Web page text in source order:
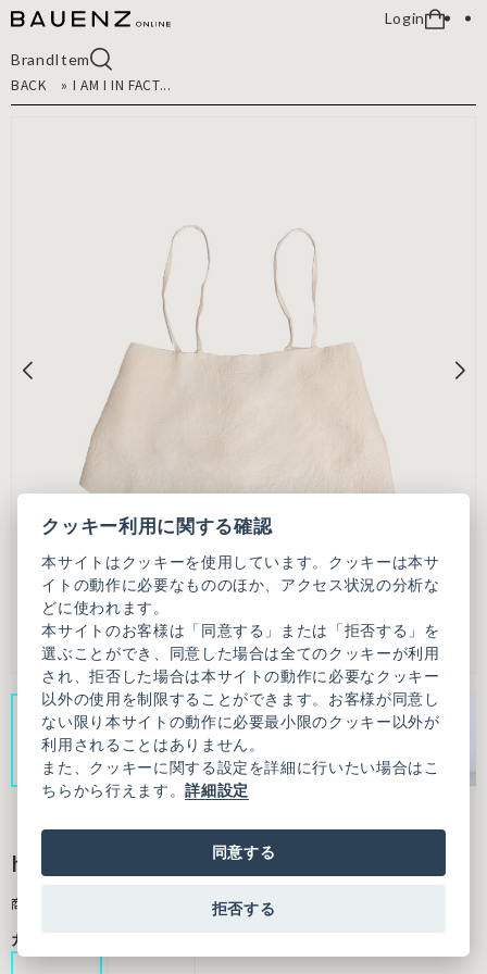
Login
BrandItem
BACK
» I AM I IN FACT...
halfmoon bustier
商品番号：9501BL002261F02
カラー
クッキー利用に関する確認
本サイトはクッキーを使用しています。クッキーは本サ
イトの動作に必要なもののほか、アクセス状況の分析な
どに使われます。
本サイトのお客様は「同意する」または「拒否する」を
選ぶことができ、同意した場合は全てのクッキーが利用
され、拒否した場合は本サイトの動作に必要なクッキー
以外の使用を制限することができます。お客様が同意し
ない限り本サイトの動作に必要最小限のクッキー以外が
利用されることはありません。
また、クッキーに関する設定を詳細に行いたい場合はこ
ちらから行えます。詳細設定
同意する
拒否する